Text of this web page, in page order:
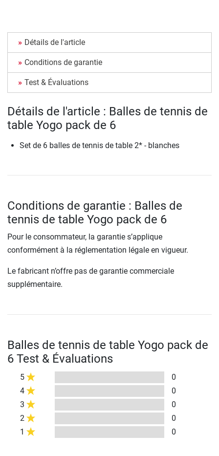
Détails de l'article
Conditions de garantie
Test & Évaluations
Détails de l'article : Balles de tennis de
table Yogo pack de 6
Set de 6 balles de tennis de table 2* - blanches
Conditions de garantie : Balles de
tennis de table Yogo pack de 6
Pour le consommateur, la garantie s’applique
conformément à la réglementation légale en vigueur.
Le fabricant n’offre pas de garantie commerciale
supplémentaire.
Balles de tennis de table Yogo pack de
6 Test & Évaluations
5
0
4
0
3
0
2
0
1
0